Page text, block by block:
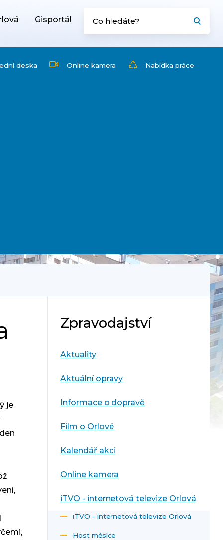
Gisportál
deska Online kamera Nabídka práce
je
Zpravodajství
Aktuality
Aktuální opravy
Informace o dopravě
Film o Orlové
Kalendář akcí
Online kamera
iTVO - internetová televize Orlová
iTVO - internetová televize Orlová
Host měsíce